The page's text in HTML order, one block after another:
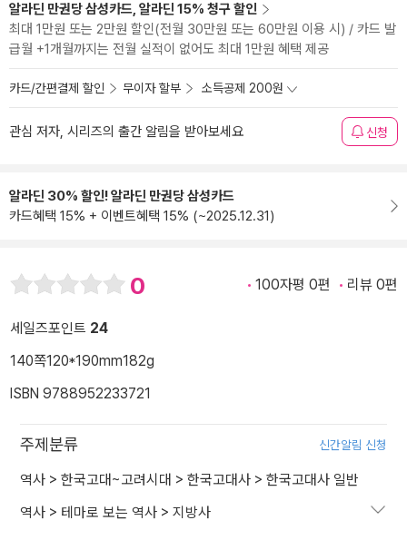
알라딘 만권당 삼성카드, 알라딘 15% 청구 할인
최대 1만원 또는 2만원 할인(전월 30만원 또는 60만원 이용 시) / 카드 발
급월 +1개월까지는 전월 실적이 없어도 최대 1만원 혜택 제공
카드/간편결제 할인 무이자 할부 소득공제 200원
관심 저자, 시리즈의 출간 알림을 받아보세요 신청
알라딘 30% 할인! 알라딘 만권당 삼성카드
카드혜택 15% + 이벤트혜택 15% (~2025.12.31)
0 100자평 0편 리뷰 0편
세일즈포인트 24
140쪽120*190mm182g
ISBN 9788952233721
주제분류 신간알림 신청
역사 > 한국고대~고려시대 > 한국고대사 > 한국고대사 일반
역사 > 테마로 보는 역사 > 지방사